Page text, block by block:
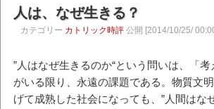
人は、なぜ生きる？
カテゴリー カトリック時評 公開 [2014/10/25/
”人はなぜ生きるのか“という問いは、「
がいる限り、永遠の課題である。物質文
げて成熟した社会になっても、”人間はな